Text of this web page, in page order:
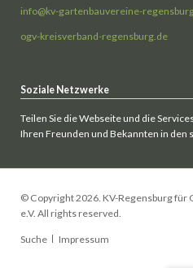
info@kv-gartenbauvereine-
ogv-kreisverband-regensburg.de
Soziale Netzwerke
Teilen Sie die Webseite und die
Ihren Freunden und Bekannten in den
© Copyright 2026. KV-Regensburg
e.V. All rights reserved.
Navigation
Suche Impressum